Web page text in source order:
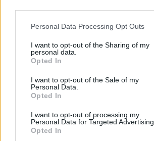
Personal Data Processing Opt Outs
I want to opt-out of the Sharing of my
personal data.
Opted In
I want to opt-out of the Sale of my
Personal Data.
Opted In
I want to opt-out of processing my
Personal Data for Targeted Advertising.
Opted In